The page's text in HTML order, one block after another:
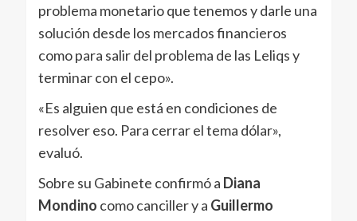
problema monetario que tenemos y darle una
solución desde los mercados financieros
como para salir del problema de las Leliqs y
terminar con el cepo».
«Es alguien que está en condiciones de
resolver eso. Para cerrar el tema dólar»,
evaluó.
Sobre su Gabinete confirmó a Diana
Mondino como canciller y a Guillermo